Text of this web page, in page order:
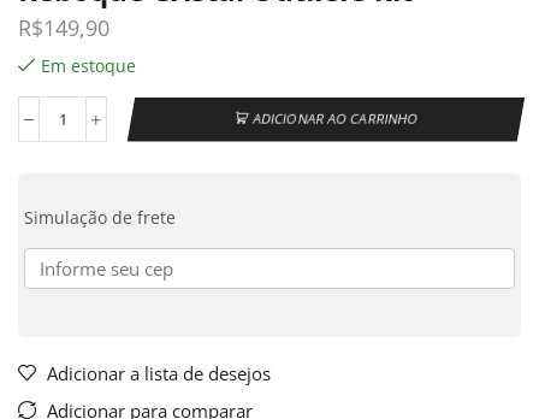
R$149,90
Em estoque
ADICIONAR AO CARRINHO
Simulação de frete
Adicionar a lista de desejos
Adicionar para comparar